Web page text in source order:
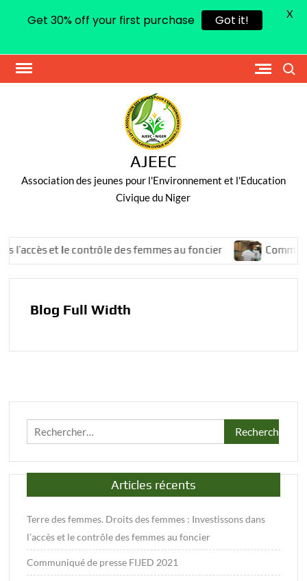
Skip
AJEEC
Association des jeunes pour l'Environnement et l'Education
Civique du Niger
et le contrôle des femmes au foncier
Blog Full Width
Rechercher :
Articles récents
Terre des femmes. Droits des femmes : Investissons dans
l’accès et le contrôle des femmes au foncier
Communiqué de presse FIJED 2021
Get 30% off your first purchase Got it! X